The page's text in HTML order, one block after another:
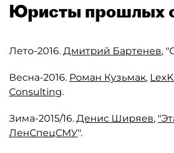
Юристы прошлых
Лето-2016. Дмитрий Бартенев,
Весна-2016. Роман Кузьмак,
Consulting.
Зима-2015/16. Денис Ширяев,
ЛенСпецСМУ".